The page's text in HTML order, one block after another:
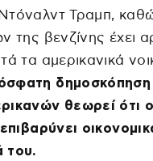
Τραμπ,
της βενζίνης έχει
τα αμερικανικά
δημοσκόπηση
θεωρεί ότι
του.